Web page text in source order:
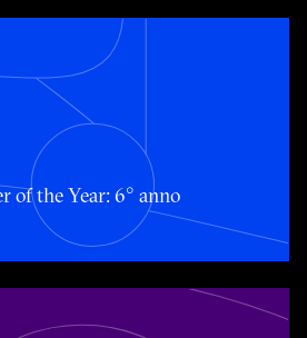
the Year: 6° anno consecutivo
of the Year: 6° anno